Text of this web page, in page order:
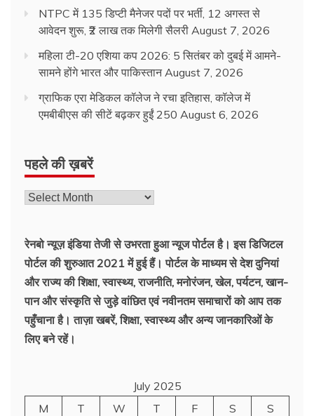
NTPC में 135 डिप्टी मैनेजर पदों पर भर्ती, 12 अगस्त से
आवेदन शुरू, ₹2 लाख तक मिलेगी सैलरी August 7, 2026
महिला टी-20 एशिया कप 2026: 5 सितंबर को दुबई में आमने-
सामने होंगे भारत और पाकिस्तान August 7, 2026
ग्राफिक एरा मेडिकल कॉलेज ने रचा इतिहास, कॉलेज में
एमबीबीएस की सीटें बढ़कर हुईं 250 August 6, 2026
पहले की ख़बरें
पहले
रेनबो न्यूज़ इंडिया तेजी से उभरता हुआ न्‍यूज पोर्टल है। इस डिजिटल
पोर्टल की शुरुआत 2021 में हुई हैं। पोर्टल के माध्यम से देश दुनियां
और राज्य की शिक्षा, स्वास्थ्य, राजनीति, मनोरंजन, खेल, पर्यटन, खान-
पान और संस्कृति से जुड़े वांछित एवं नवीनतम समाचारों को आप तक
पहुँचाना है। ताज़ा खबरें, शिक्षा, स्वास्थ्य और अन्य जानकारिओं के
लिए बने रहें।
July 2025
M
T W T F S
S